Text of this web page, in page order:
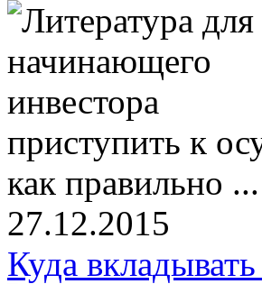
приступить к
как правильно ...
27.12.2015
Куда